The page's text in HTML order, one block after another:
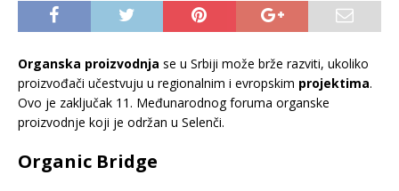
Organska proizvodnja se u Srbiji može brže razviti, ukoliko
proizvođači učestvuju u regionalnim i evropskim projektima.
Ovo je zaključak 11. Međunarodnog foruma organske
proizvodnje koji je održan u Selenči.
Organic Bridge